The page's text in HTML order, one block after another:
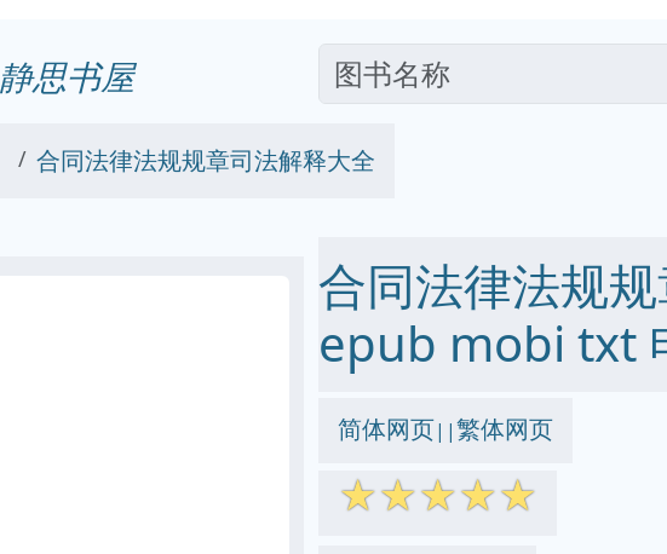
静思书屋
合同法律法规规章司法解释大全
合同法律法规
epub mobi txt
简体网页||繁体网页
☆☆☆☆☆